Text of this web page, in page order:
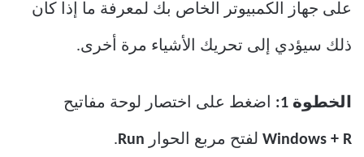
على جهاز الكمبيوتر الخاص بك لمعرفة ما إذا كان
ذلك سيؤدي إلى تحريك الأشياء مرة أخرى.
الخطوة 1: اضغط على اختصار لوحة مفاتيح
Windows + R لفتح مربع الحوار Run
.